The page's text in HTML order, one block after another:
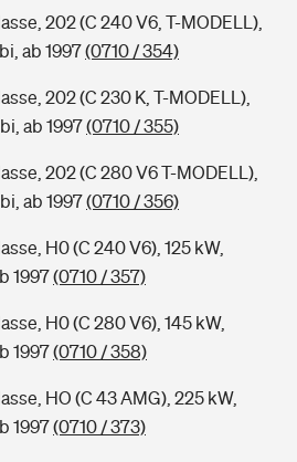
202 (C 240 V6, T-MODELL),
ab 1997(0710 / 354)
202 (C 230 K, T-MODELL),
ab 1997(0710 / 355)
202 (C 280 V6 T-MODELL),
ab 1997(0710 / 356)
H0 (C 240 V6), 125 kW,
1997(0710 / 357)
H0 (C 280 V6), 145 kW,
1997(0710 / 358)
HO (C 43 AMG), 225 kW,
1997(0710 / 373)